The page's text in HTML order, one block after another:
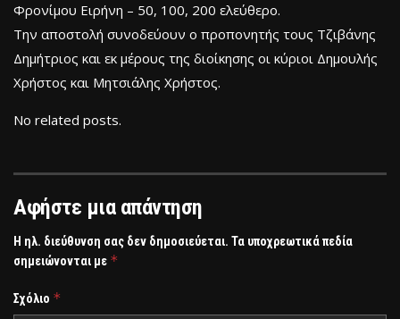
Φρονίμου Ειρήνη – 50, 100, 200 ελεύθερο.
Την αποστολή συνοδεύουν ο προπονητής τους Τζιβάνης
Δημήτριος και εκ μέρους της διοίκησης οι κύριοι Δημουλής
Χρήστος και Μητσιάλης Χρήστος.
No related posts.
Αφήστε μια απάντηση
Η ηλ. διεύθυνση σας δεν δημοσιεύεται. Τα υποχρεωτικά πεδία
σημειώνονται με *
Σχόλιο *